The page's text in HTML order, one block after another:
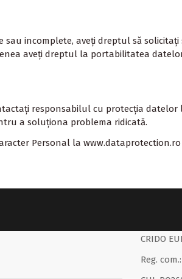
incomplete, aveți dreptul să
aveți dreptul la portabilitatea
responsabilul cu protecția
a soluționa problema ridicată.
Personal la www.dataprotection.ro
CRIDO
Reg.